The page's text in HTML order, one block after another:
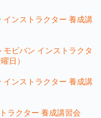
インストラクター 養成講
ビバン インストラクタ
日）
インストラクター 養成講
ラクター 養成講習会